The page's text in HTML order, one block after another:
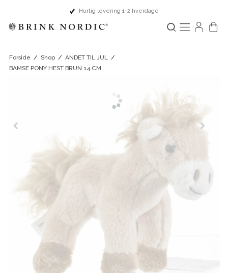
Hurtig levering 1-2 hverdage
Forside / Shop / ANDET TIL JUL /
BAMSE PONY HEST BRUN 14 CM